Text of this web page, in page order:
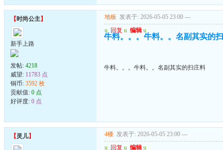
【时尚公主】
新手上路
发帖: 4218
威望: 11783 点
铜币: 3592 枚
贡献值: 0 点
好评度: 0 点
地板 发表于: 2026-05-05 23:00 ---
u 回复 u 编辑 u
牛料。。。牛料。。名副其实的
牛料。。。牛料。。名副其实的扫庄料
【灵儿】 4楼 发表于: 2026-05-05 23:00 ---
u 回复 u 编辑 u